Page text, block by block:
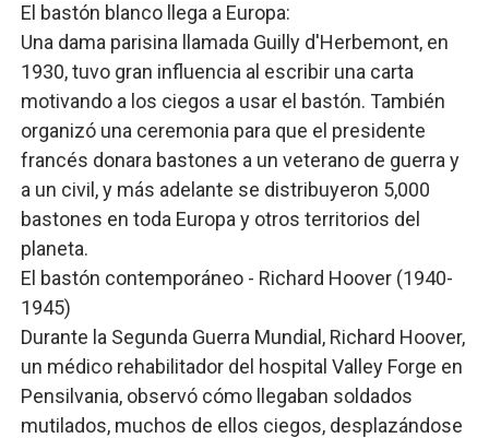
El bastón blanco llega a Europa:
Una dama parisina llamada Guilly d'Herbemont, en
1930, tuvo gran influencia al escribir una carta
motivando a los ciegos a usar el bastón. También
organizó una ceremonia para que el presidente
francés donara bastones a un veterano de guerra y
a un civil, y más adelante se distribuyeron 5,000
bastones en toda Europa y otros territorios del
planeta.
El bastón contemporáneo - Richard Hoover (1940-
1945)
Durante la Segunda Guerra Mundial, Richard Hoover,
un médico rehabilitador del hospital Valley Forge en
Pensilvania, observó cómo llegaban soldados
mutilados, muchos de ellos ciegos, desplazándose